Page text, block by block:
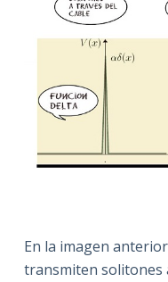
En la imagen
transmiten solitones